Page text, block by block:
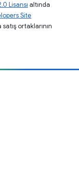
Lisansı altında
Site
ortaklarının